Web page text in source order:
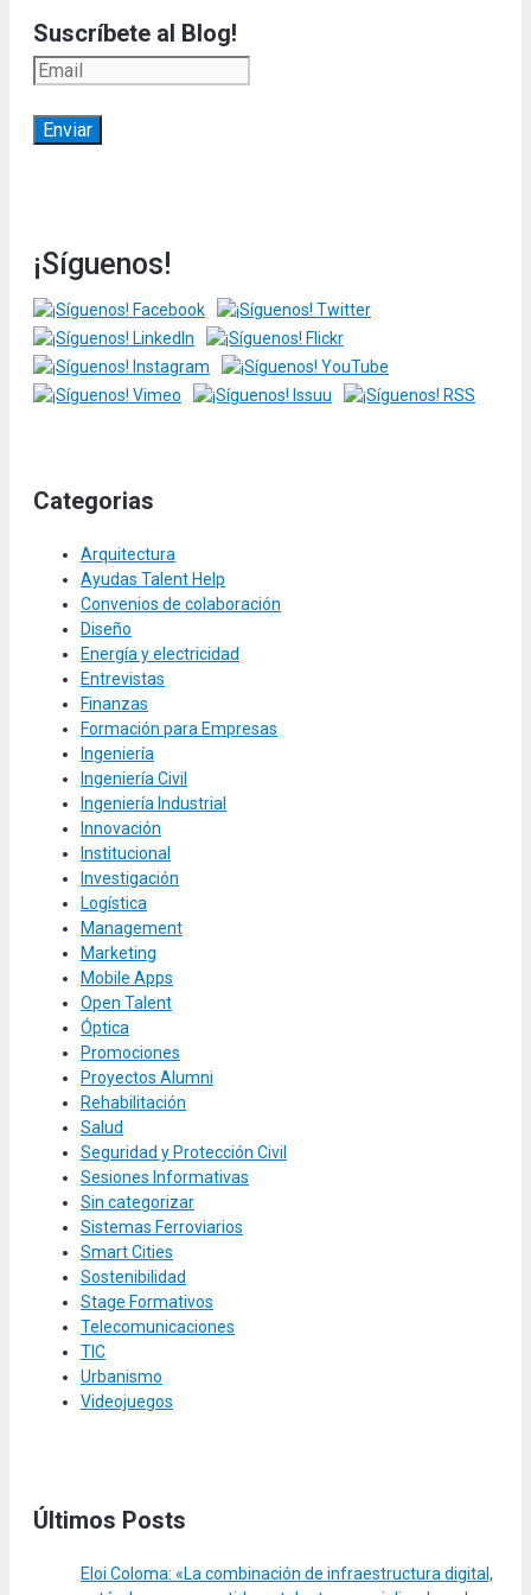
Suscríbete al Blog!
¡Síguenos!
Categorias
Arquitectura
Ayudas Talent Help
Convenios de colaboración
Diseño
Energía y electricidad
Entrevistas
Finanzas
Formación para Empresas
Ingeniería
Ingeniería Civil
Ingeniería Industrial
Innovación
Institucional
Investigación
Logística
Management
Marketing
Mobile Apps
Open Talent
Óptica
Promociones
Proyectos Alumni
Rehabilitación
Salud
Seguridad y Protección Civil
Sesiones Informativas
Sin categorizar
Sistemas Ferroviarios
Smart Cities
Sostenibilidad
Stage Formativos
Telecomunicaciones
TIC
Urbanismo
Videojuegos
Últimos Posts
Eloi Coloma: «La combinación de infraestructura digital,